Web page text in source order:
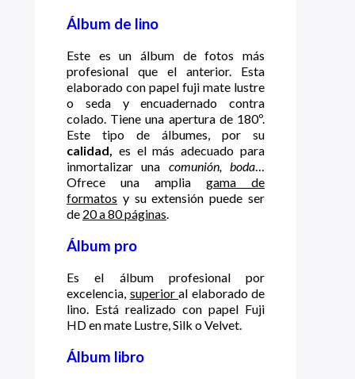
Álbum de lino
Este es un álbum de fotos más
profesional que el anterior. Esta
elaborado con papel fuji mate lustre
o seda y encuadernado contra
colado. Tiene una apertura de 180º.
Este tipo de álbumes, por su
calidad, es el más adecuado para
inmortalizar una comunión, boda…
Ofrece una amplia gama de
formatos y su extensión puede ser
de 20 a 80 páginas.
Álbum pro
Es el álbum profesional por
excelencia, superior al elaborado de
lino. Está realizado con papel Fuji
HD en mate Lustre, Silk o Velvet.
Álbum libro